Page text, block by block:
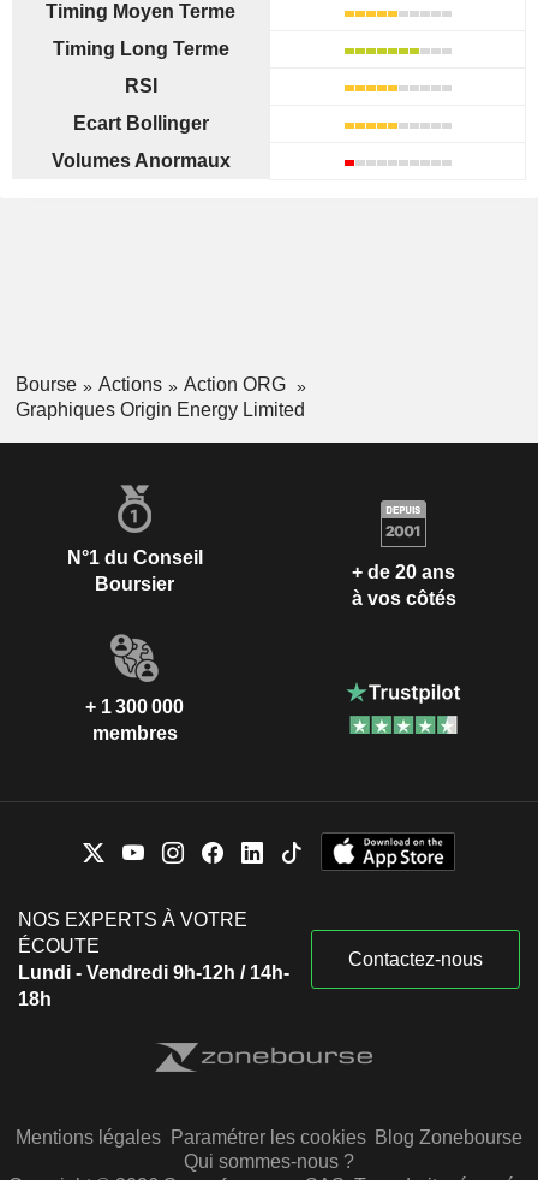
Timing Moyen Terme
Timing Long Terme
RSI
Ecart Bollinger
Volumes Anormaux
Bourse Actions
Action ORG
Graphiques Origin Energy Limited
N°1 du Conseil
Boursier
+ de 20 ans
à vos côtés
+ 1 300 000
membres
NOS EXPERTS À VOTRE
ÉCOUTE
Lundi - Vendredi 9h-12h / 14h-
18h
Contactez-nous
Mentions légales Paramétrer les cookies Blog Zonebourse
Qui sommes-nous ?